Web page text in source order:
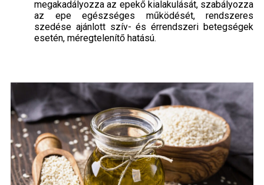
megakadályozza az epekő kialakulását, szabályozza
az epe egészséges működését, rendszeres
szedése ajánlott szív- és érrendszeri betegségek
esetén, méregtelenítő hatású.